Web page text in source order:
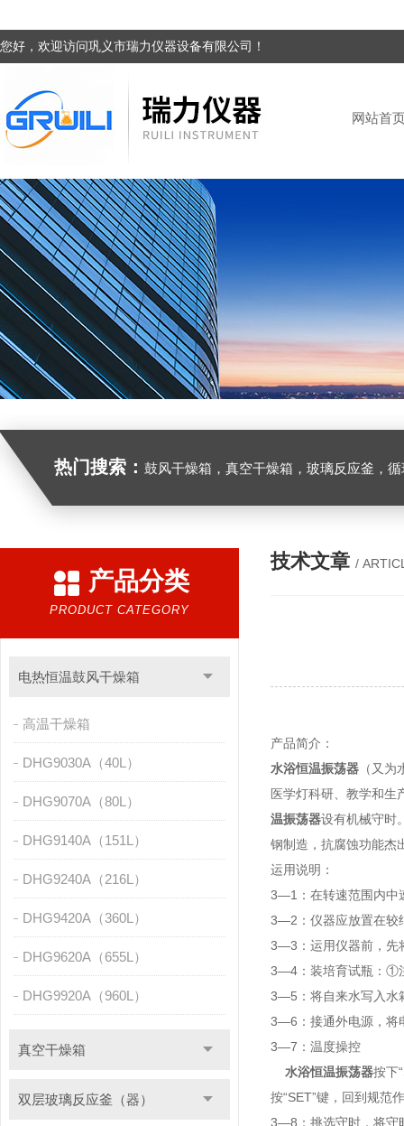
您好，欢迎访问巩义市瑞力仪器设备有限公司！
网站首
热门搜索： 鼓风干燥箱，真空干燥箱，玻璃反应釜，循环水真空泵
产品分类
PRODUCT CATEGORY
电热恒温鼓风干燥箱
高温干燥箱
DHG9030A（40L）
DHG9070A（80L）
DHG9140A（151L）
DHG9240A（216L）
DHG9420A（360L）
DHG9620A（655L）
DHG9920A（960L）
真空干燥箱
双层玻璃反应釜（器）
技术文章 /
产品简介：
水浴恒温振荡器 （又
医学灯科研、教学和
温振荡器设有机械守时
钢制造，抗腐蚀功能杰
运用说明：
3—1：在转速范围内中
3—2：仪器应放置在较
3—3：运用仪器前，先
3—4：装培育试瓶：①
3—5：将自来水写入水
3—6：接通外电源，将
3—7：温度操控
水浴恒温振荡器按下
按“SET”键，回到规范
3—8：挑选守时，将守